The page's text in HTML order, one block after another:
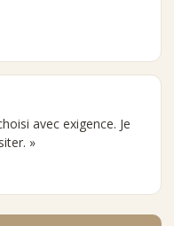
avec exigence. Je
»